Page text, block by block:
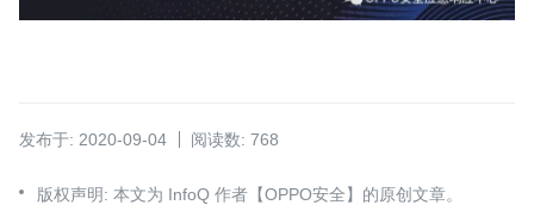
发布于: 2020-09-04 阅读数: 768
版权声明: 本文为 InfoQ 作者【OPPO安全】的原创文章。